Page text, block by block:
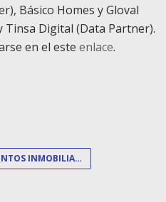
), Básico Homes y Gloval
Tinsa Digital (Data Partner).
en el este enlace.
EVENTOS INMOBILIARIOS